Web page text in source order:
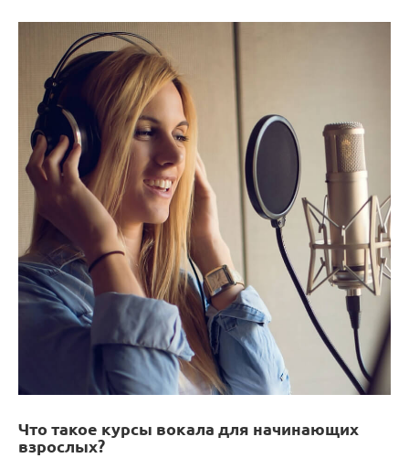
Что такое курсы вокала для начинающих
взрослых?